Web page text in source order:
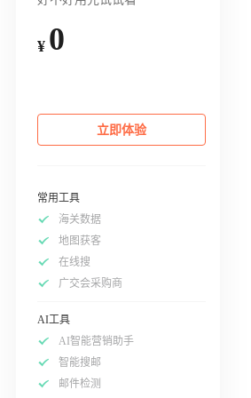
¥ 0
立即体验
常用工具
海关数据
地图获客
在线搜
广交会采购商
AI工具
AI智能营销助手
智能搜邮
邮件检测